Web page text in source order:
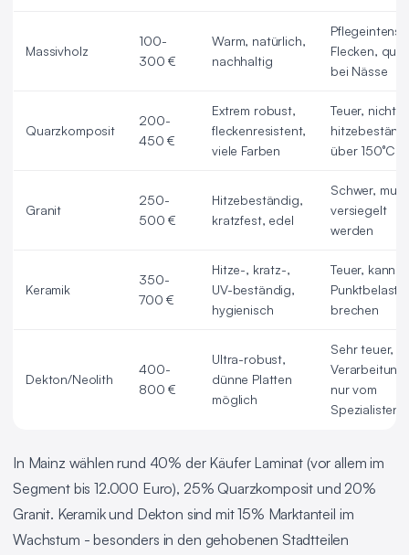
Massivholz
100-
300 €
Warm, natürlich,
nachhaltig
Flecken, quillt
bei Nässe
Quarzkomposit
200-
450 €
Extrem robust,
fleckenresistent,
viele Farben
Teuer, nicht
über 150°C
Granit
250-
500 €
Hitzebeständig,
kratzfest, edel
Schwer, muss
versiegelt
werden
Keramik
350-
700 €
Hitze-, kratz-,
UV-beständig,
hygienisch
Teuer, kann
brechen
Dekton/Neolith
400-
800 €
Ultra-robust,
dünne Platten
möglich
Sehr teuer,
Verarbeitung
nur vom
Spezialisten
In Mainz wählen rund 40% der Käufer Laminat (vor allem im
Segment bis 12.000 Euro), 25% Quarzkomposit und 20%
Granit. Keramik und Dekton sind mit 15% Marktanteil im
Wachstum - besonders in den gehobenen Stadtteilen